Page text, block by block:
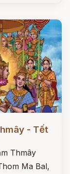
- Tết
Thmây
Ma Bal,